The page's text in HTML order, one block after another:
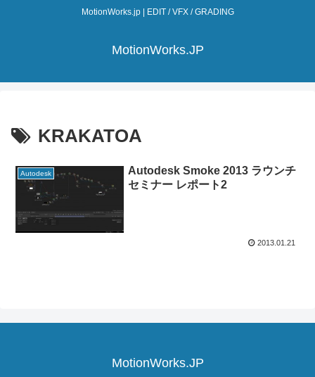
MotionWorks.jp | EDIT / VFX / GRADING
MotionWorks.JP
KRAKATOA
Autodesk
Autodesk Smoke 2013 ラウンチ
セミナー レポート2
2013.01.21
MotionWorks.JP